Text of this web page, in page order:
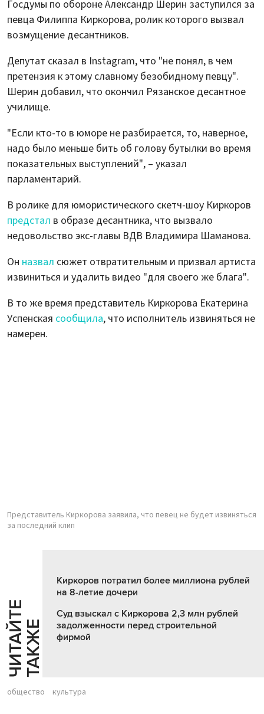
Госдумы по обороне Александр Шерин заступился за
певца Филиппа Киркорова, ролик которого вызвал
возмущение десантников.
Депутат сказал в Instagram, что "не понял, в чем
претензия к этому славному безобидному певцу".
Шерин добавил, что окончил Рязанское десантное
училище.
"Если кто-то в юморе не разбирается, то, наверное,
надо было меньше бить об голову бутылки во время
показательных выступлений", – указал
парламентарий.
В ролике для юмористического скетч-шоу Киркоров
предстал в образе десантника, что вызвало
недовольство экс-главы ВДВ Владимира Шаманова.
Он назвал сюжет отвратительным и призвал артиста
извиниться и удалить видео "для своего же блага".
В то же время представитель Киркорова Екатерина
Успенская сообщила, что исполнитель извиняться не
намерен.
Представитель Киркорова заявила, что певец не будет извиняться
за последний клип
Ч
И
Т
АЙ
Т
Е
Т
А
К
ЖЕ
Киркоров потратил более миллиона рублей
на 8-летие дочери
Суд взыскал с Киркорова 2,3 млн рублей
задолженности перед строительной
фирмой
общество культура